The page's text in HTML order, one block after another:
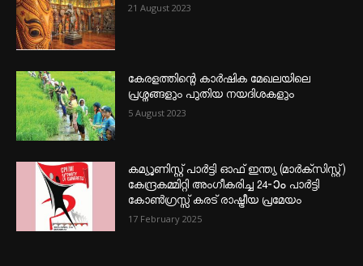
21 August 2023
കേരളത്തിന്റെ കാർഷിക മേഖലയിലെ
പ്രശ്നങ്ങളും പുതിയ നയദിശകളും
5 August 2023
കമ്യൂണിസ്റ്റ് പാർട്ടി ഓഫ് ഇന്ത്യ (മാർക്സിസ്റ്റ്)
കേന്ദ്രകമ്മിറ്റി അംഗീകരിച്ച 24‐ാം പാർട്ടി
കോൺഗ്രസ്സ് കരട് രാഷ്ട്രീയ പ്രമേയം
17 February 2025